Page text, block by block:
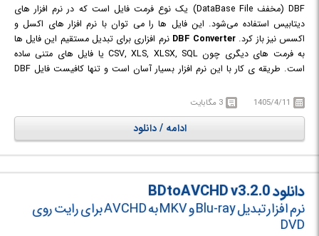
DBF (مخفف DataBase File) یک نوع فرمت فایل است که در نرم افزار های
دیتابیس استفاده می‌شود. این فایل ها را می توان با نرم افزار های اکسل و
اکسس نیز باز کرد. DBF Converter نرم افزاری برای تبدیل مستقیم این فایل ها
به فرمت های دیگری چون CSV, XLS, XLSX, SQL یا فایل های متنی ساده
است. طریقه ی کار با این نرم افزار بسیار آسان است و تنها کافیست فایل DBF
فیلد ها و فیلتر های خروجی دلخواه، آن ها را به فرمت های موردنظر خود تبدیل
کنید.
1405/4/11 3 مگابایت
ادامه / دانلود
دانلود BDtoAVCHD v3.2.0
نرم افزار تبدیل Blu-ray و MKV به AVCHD برای رایت روی
DVD